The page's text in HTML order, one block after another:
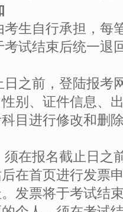
生自行承担，每
试结束后统一退
之前，登陆报考
别、证件信息、
目进行修改和删
在报名截止日之
在首页进行发票
发票将于考试结